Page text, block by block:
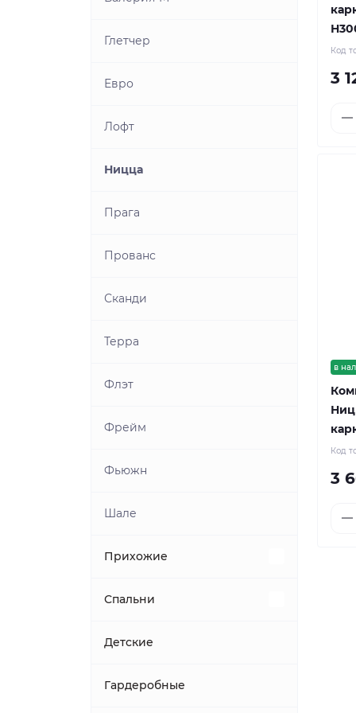
Глетчер
Евро
Лофт
Ницца
Прага
Прованс
Сканди
Терра
Флэт
Фрейм
Фьюжн
Шале
Прихожие
Комплекты Domino
Комплекты Стиль
Комплекты Трувор
Спальни
Комплекты Валенсия
Комплекты Афина
Детские
Гардеробные
Код
3
в
Код
3